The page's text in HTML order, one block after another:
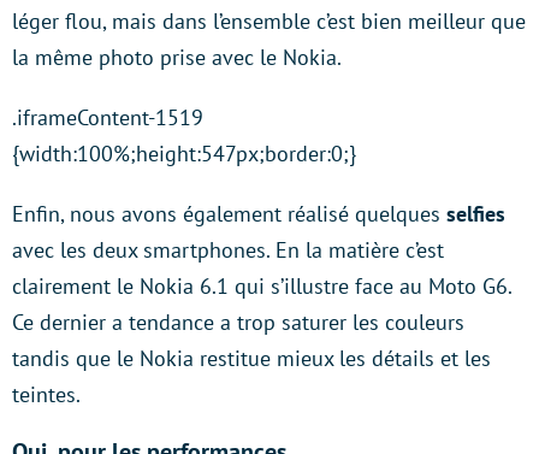
léger flou, mais dans l’ensemble c’est bien meilleur que
la même photo prise avec le Nokia.
.iframeContent-1519
{width:100%;height:547px;border:0;}
Enfin, nous avons également réalisé quelques selfies
avec les deux smartphones. En la matière c’est
clairement le Nokia 6.1 qui s’illustre face au Moto G6.
Ce dernier a tendance a trop saturer les couleurs
tandis que le Nokia restitue mieux les détails et les
teintes.